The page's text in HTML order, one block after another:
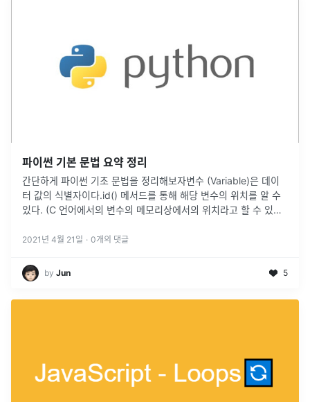
파이썬 기본 문법 요약 정리
간단하게 파이썬 기초 문법을 정리해보자변수 (Variable)은 데이
터 값의 식별자이다.id() 메서드를 통해 해당 변수의 위치를 알 수
있다. (C 언어에서의 변수의 메모리상에서의 위치라고 할 수 있
2021년 4월 21일 · 0개의 댓글
by Jun 5